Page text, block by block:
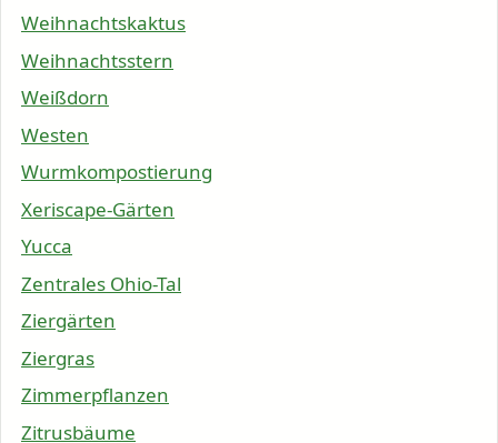
Weihnachtskaktus
Weihnachtsstern
Weißdorn
Westen
Wurmkompostierung
Xeriscape-Gärten
Yucca
Zentrales Ohio-Tal
Ziergärten
Ziergras
Zimmerpflanzen
Zitrusbäume